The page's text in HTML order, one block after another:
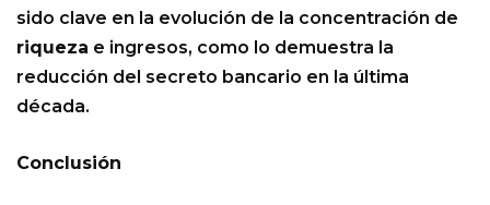
sido clave en la evolución de la concentración de
riqueza e ingresos, como lo demuestra la
reducción del secreto bancario en la última
década.
Conclusión